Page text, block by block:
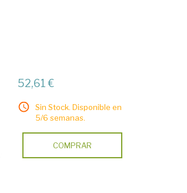
52,61 €
Sin Stock. Disponible en
5/6 semanas.
COMPRAR